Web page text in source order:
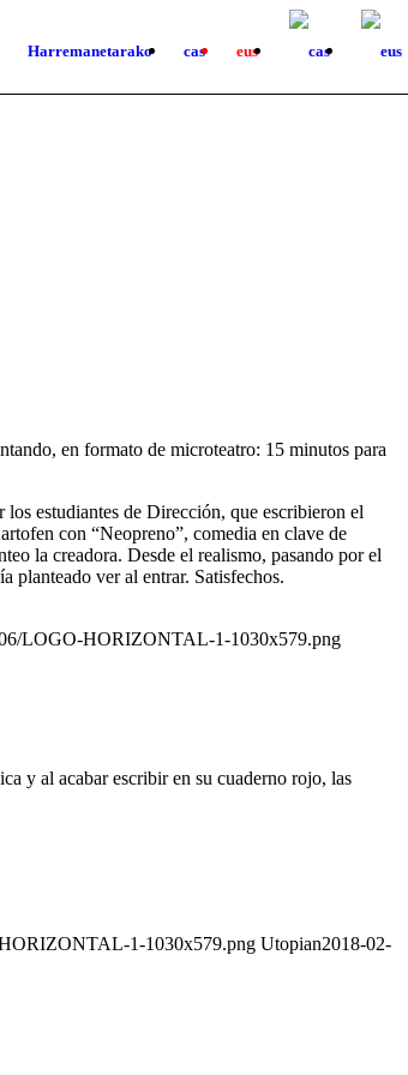
Harremanetarako cas eus
en formato de microteatro: 15 minutos para
estudiantes de Dirección, que escribieron el
con “Neopreno”, comedia en clave de
la creadora. Desde el realismo, pasando por el
planteado ver al entrar. Satisfechos.
LOGO-HORIZONTAL-1-1030x579.png
y al acabar escribir en su cuaderno rojo, las
1-1030x579.png Utopian2018-02-